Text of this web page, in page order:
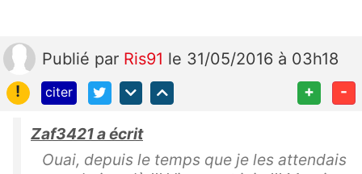
Publié par Ris91 le 31/05/2016 à 03h18
!
citer + -
Zaf3421 a écrit
Ouai, depuis le temps que je les attendais